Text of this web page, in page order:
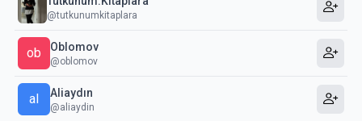
@tutkunumkitaplara
ob Oblomov
@oblomov
al Aliaydın
@aliaydin